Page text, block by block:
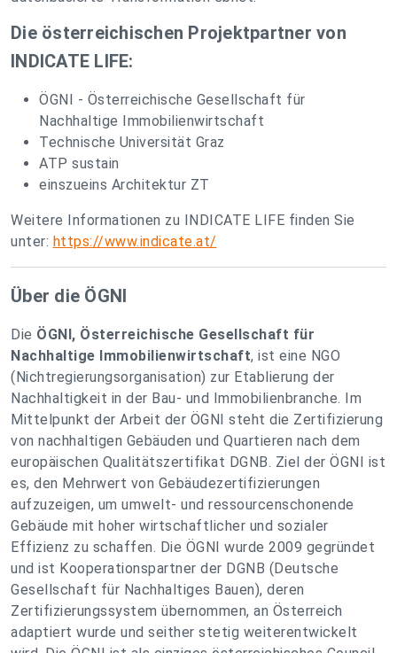
Die österreichischen Projektpartner von
INDICATE LIFE:
ÖGNI - Österreichische Gesellschaft für
Nachhaltige Immobilienwirtschaft
Technische Universität Graz
ATP sustain
einszueins Architektur ZT
Weitere Informationen zu INDICATE LIFE finden Sie
unter: https://www.indicate.at/
Über die ÖGNI
Die ÖGNI, Österreichische Gesellschaft für
Nachhaltige Immobilienwirtschaft, ist eine NGO
(Nichtregierungsorganisation) zur Etablierung der
Nachhaltigkeit in der Bau- und Immobilienbranche. Im
Mittelpunkt der Arbeit der ÖGNI steht die Zertifizierung
von nachhaltigen Gebäuden und Quartieren nach dem
europäischen Qualitätszertifikat DGNB. Ziel der ÖGNI ist
es, den Mehrwert von Gebäudezertifizierungen
aufzuzeigen, um umwelt- und ressourcenschonende
Gebäude mit hoher wirtschaftlicher und sozialer
Effizienz zu schaffen. Die ÖGNI wurde 2009 gegründet
und ist Kooperationspartner der DGNB (Deutsche
Gesellschaft für Nachhaltiges Bauen), deren
Zertifizierungssystem übernommen, an Österreich
adaptiert wurde und seither stetig weiterentwickelt